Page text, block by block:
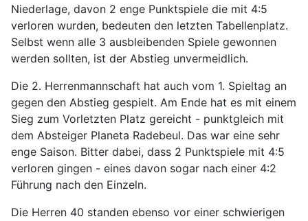
Niederlage, davon 2 enge Punktspiele die mit 4:5
verloren wurden, bedeuten den letzten Tabellenplatz.
Selbst wenn alle 3 ausbleibenden Spiele gewonnen
werden sollten, ist der Abstieg unvermeidlich.
Die 2. Herrenmannschaft hat auch vom 1. Spieltag an
gegen den Abstieg gespielt. Am Ende hat es mit einem
Sieg zum Vorletzten Platz gereicht - punktgleich mit
dem Absteiger Planeta Radebeul. Das war eine sehr
enge Saison. Bitter dabei, dass 2 Punktspiele mit 4:5
verloren gingen - eines davon sogar nach einer 4:2
Führung nach den Einzeln.
Die Herren 40 standen ebenso vor einer schwierigen